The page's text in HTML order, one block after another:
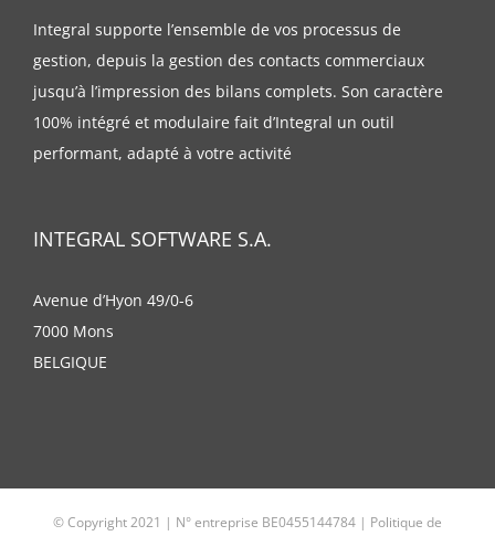
Integral supporte l’ensemble de vos processus de
gestion, depuis la gestion des contacts commerciaux
jusqu’à l’impression des bilans complets. Son caractère
100% intégré et modulaire fait d’Integral un outil
performant, adapté à votre activité
INTEGRAL SOFTWARE S.A.
Avenue d’Hyon 49/0-6
7000 Mons
BELGIQUE
© Copyright 2021 | N° entreprise BE0455144784 | Politique de